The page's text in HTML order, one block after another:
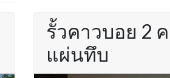
รั้วคาวบอย 2
แผ่นทึบ